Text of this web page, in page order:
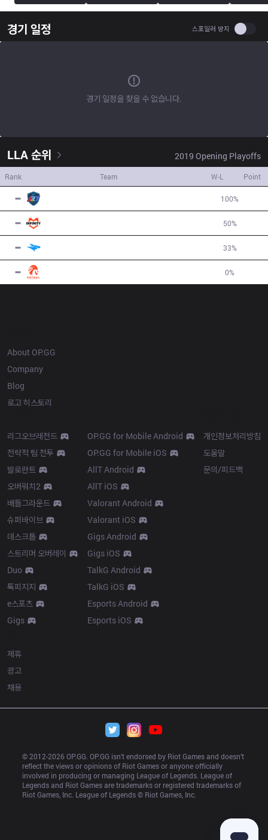
경기 일정 스포일러 방지 Use
경기 일정을 찾을 수 없습니다.
LLA순위 2019 Opening Playoffs
Rank Team W-L Point
100%
50%
33%
0%
About OP.GG
Company
Blog
로고 히스토리
리그오브레전드
전략적 팀 전투
발로란트
오버워치2
배틀그라운드
슈퍼바이브
데스크톱
스트리머 오버레이
Duo
톡피지지
e스포츠
Gigs
OP.GG for Mobile Android
OP.GG for Mobile iOS
AllT Android
AllT iOS
Valorant Android
Valorant iOS
Gigs Android
Gigs iOS
TalkG Android
TalkG iOS
Esports Android
Esports iOS
개인정보처리방침
도움말
문의/피드백
제휴
광고
채용
© 2012-2026 OP.GG. OP.GG isn’t endorsed by Riot Games and doesn’t
reflect the views or opinions of Riot Games or anyone officially
involved in producing or managing League of Legends. League of
Legends and Riot Games are trademarks or registered trademarks of
Riot Games, Inc. League of Legends © Riot Games, Inc.